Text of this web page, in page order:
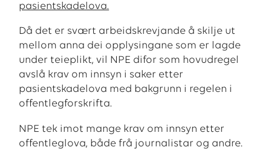
pasientskadelova.
Då det er svært arbeidskrevjande å skilje ut
mellom anna dei opplysingane som er lagde
under teieplikt, vil NPE difor som hovudregel
avslå krav om innsyn i saker etter
pasientskadelova med bakgrunn i regelen i
offentlegforskrifta.
NPE tek imot mange krav om innsyn etter
offentleglova, både frå journalistar og andre.